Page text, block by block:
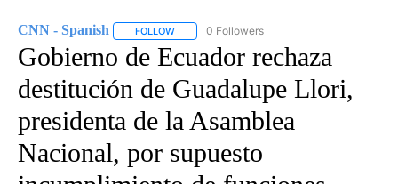
CNN - Spanish FOLLOW FOLLOW "CNN - SPANISH" TO RECEIVE
0 Followers
Gobierno de Ecuador rechaza
destitución de Guadalupe Llori,
presidenta de la Asamblea
Nacional, por supuesto